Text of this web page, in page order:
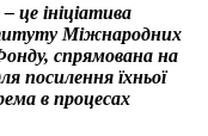
це ініціатива
Міжнародних
спрямована на
посилення їхньої
в процесах